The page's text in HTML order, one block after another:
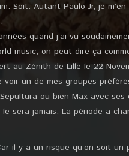
Soit. Autant Paulo Jr, je
quand j’ai vu
music, on peut dire ça
au Zénith de Lille le 22
un de mes groupes
ou bien Max avec
sera jamais. La période a
il y a un risque qu’on soit un